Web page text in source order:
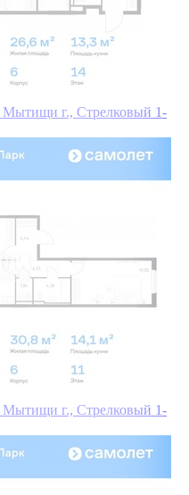
Мытищи г., Стрелковый 1-
Мытищи г., Стрелковый 1-